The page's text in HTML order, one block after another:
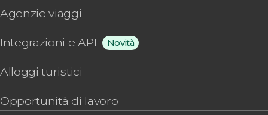
Agenzie viaggi
Integrazioni e API Novità
Alloggi turistici
Opportunità di lavoro